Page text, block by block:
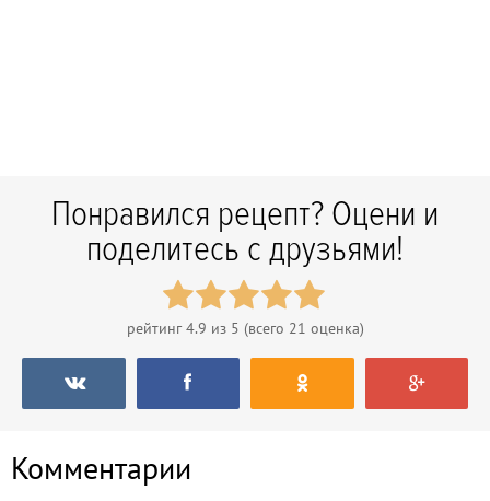
Понравился рецепт? Оцени и
поделитесь с друзьями!
рейтинг4.9 из 5 (всего 21 оценка)
Комментарии